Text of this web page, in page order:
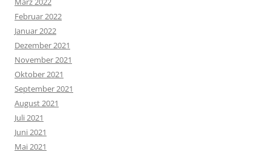
Februar 2022
Januar 2022
Dezember 2021
November 2021
Oktober 2021
September 2021
August 2021
Juli 2021
Juni 2021
Mai 2021